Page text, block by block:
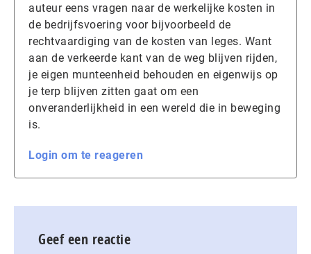
auteur eens vragen naar de werkelijke kosten in
de bedrijfsvoering voor bijvoorbeeld de
rechtvaardiging van de kosten van leges. Want
aan de verkeerde kant van de weg blijven rijden,
je eigen munteenheid behouden en eigenwijs op
je terp blijven zitten gaat om een
onveranderlijkheid in een wereld die in beweging
is.
Login om te reageren
Geef een reactie